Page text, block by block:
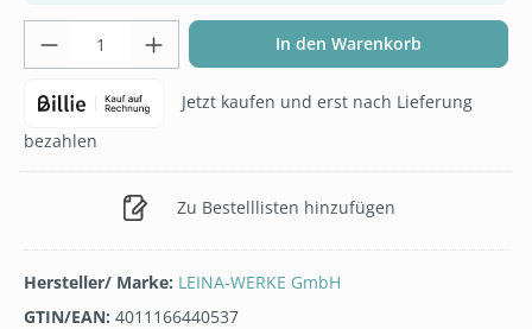
Produkt Anzahl: Gib den gewünschten
In den Warenkorb
Jetzt kaufen und erst nach Lieferung
bezahlen
Zu Bestelllisten hinzufügen
Hersteller/ Marke: LEINA-WERKE GmbH
GTIN/EAN: 4011166440537